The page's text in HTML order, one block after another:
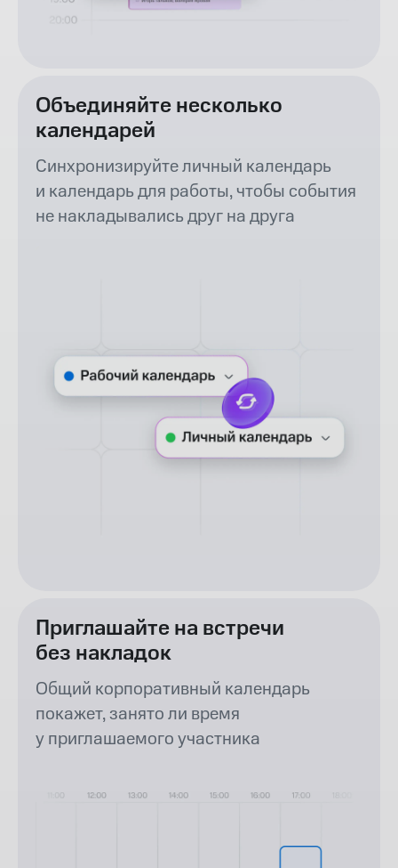
Объединяйте несколько
календарей
Синхронизируйте личный календарь
и календарь для работы, чтобы события
не накладывались друг на друга
Приглашайте на встречи
без накладок
Общий корпоративный календарь
покажет, занято ли время
у приглашаемого участника